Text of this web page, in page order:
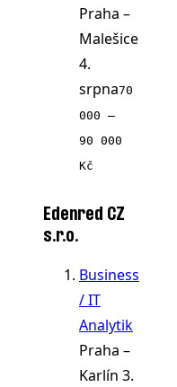
Praha –
Malešice
4.
srpna70
000 ‍–‍
90 000
Kč
Edenred CZ
s.r.o.
Business
/ IT
Analytik
Praha –
Karlín 3.